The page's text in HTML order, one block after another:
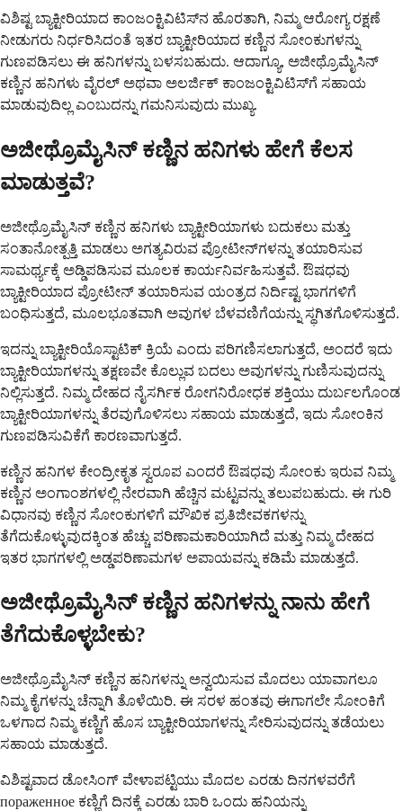
ವಿಶಿಷ್ಟ ಬ್ಯಾಕ್ಟೀರಿಯಾದ ಕಾಂಜಂಕ್ಟಿವಿಟಿಸ್‌ನ ಹೊರತಾಗಿ, ನಿಮ್ಮ ಆರೋಗ್ಯ ರಕ್ಷಣೆ
ನೀಡುಗರು ನಿರ್ಧರಿಸಿದಂತೆ ಇತರ ಬ್ಯಾಕ್ಟೀರಿಯಾದ ಕಣ್ಣಿನ ಸೋಂಕುಗಳನ್ನು
ಗುಣಪಡಿಸಲು ಈ ಹನಿಗಳನ್ನು ಬಳಸಬಹುದು. ಆದಾಗ್ಯೂ, ಅಜೀಥ್ರೊಮೈಸಿನ್
ಕಣ್ಣಿನ ಹನಿಗಳು ವೈರಲ್ ಅಥವಾ ಅಲರ್ಜಿಕ್ ಕಾಂಜಂಕ್ಟಿವಿಟಿಸ್‌ಗೆ ಸಹಾಯ
ಮಾಡುವುದಿಲ್ಲ ಎಂಬುದನ್ನು ಗಮನಿಸುವುದು ಮುಖ್ಯ.
ಅಜೀಥ್ರೊಮೈಸಿನ್ ಕಣ್ಣಿನ ಹನಿಗಳು ಹೇಗೆ ಕೆಲಸ
ಮಾಡುತ್ತವೆ?
ಅಜೀಥ್ರೊಮೈಸಿನ್ ಕಣ್ಣಿನ ಹನಿಗಳು ಬ್ಯಾಕ್ಟೀರಿಯಾಗಳು ಬದುಕಲು ಮತ್ತು
ಸಂತಾನೋತ್ಪತ್ತಿ ಮಾಡಲು ಅಗತ್ಯವಿರುವ ಪ್ರೋಟೀನ್‌ಗಳನ್ನು ತಯಾರಿಸುವ
ಸಾಮರ್ಥ್ಯಕ್ಕೆ ಅಡ್ಡಿಪಡಿಸುವ ಮೂಲಕ ಕಾರ್ಯನಿರ್ವಹಿಸುತ್ತವೆ. ಔಷಧವು
ಬ್ಯಾಕ್ಟೀರಿಯಾದ ಪ್ರೋಟೀನ್ ತಯಾರಿಸುವ ಯಂತ್ರದ ನಿರ್ದಿಷ್ಟ ಭಾಗಗಳಿಗೆ
ಬಂಧಿಸುತ್ತದೆ, ಮೂಲಭೂತವಾಗಿ ಅವುಗಳ ಬೆಳವಣಿಗೆಯನ್ನು ಸ್ಥಗಿತಗೊಳಿಸುತ್ತದೆ.
ಇದನ್ನು ಬ್ಯಾಕ್ಟೀರಿಯೊಸ್ಟಾಟಿಕ್ ಕ್ರಿಯೆ ಎಂದು ಪರಿಗಣಿಸಲಾಗುತ್ತದೆ, ಅಂದರೆ ಇದು
ಬ್ಯಾಕ್ಟೀರಿಯಾಗಳನ್ನು ತಕ್ಷಣವೇ ಕೊಲ್ಲುವ ಬದಲು ಅವುಗಳನ್ನು ಗುಣಿಸುವುದನ್ನು
ನಿಲ್ಲಿಸುತ್ತದೆ. ನಿಮ್ಮ ದೇಹದ ನೈಸರ್ಗಿಕ ರೋಗನಿರೋಧಕ ಶಕ್ತಿಯು ದುರ್ಬಲಗೊಂಡ
ಬ್ಯಾಕ್ಟೀರಿಯಾಗಳನ್ನು ತೆರವುಗೊಳಿಸಲು ಸಹಾಯ ಮಾಡುತ್ತದೆ, ಇದು ಸೋಂಕಿನ
ಗುಣಪಡಿಸುವಿಕೆಗೆ ಕಾರಣವಾಗುತ್ತದೆ.
ಕಣ್ಣಿನ ಹನಿಗಳ ಕೇಂದ್ರೀಕೃತ ಸ್ವರೂಪ ಎಂದರೆ ಔಷಧವು ಸೋಂಕು ಇರುವ ನಿಮ್ಮ
ಕಣ್ಣಿನ ಅಂಗಾಂಶಗಳಲ್ಲಿ ನೇರವಾಗಿ ಹೆಚ್ಚಿನ ಮಟ್ಟವನ್ನು ತಲುಪಬಹುದು. ಈ ಗುರಿ
ವಿಧಾನವು ಕಣ್ಣಿನ ಸೋಂಕುಗಳಿಗೆ ಮೌಖಿಕ ಪ್ರತಿಜೀವಕಗಳನ್ನು
ತೆಗೆದುಕೊಳ್ಳುವುದಕ್ಕಿಂತ ಹೆಚ್ಚು ಪರಿಣಾಮಕಾರಿಯಾಗಿದೆ ಮತ್ತು ನಿಮ್ಮ ದೇಹದ
ಇತರ ಭಾಗಗಳಲ್ಲಿ ಅಡ್ಡಪರಿಣಾಮಗಳ ಅಪಾಯವನ್ನು ಕಡಿಮೆ ಮಾಡುತ್ತದೆ.
ಅಜೀಥ್ರೊಮೈಸಿನ್ ಕಣ್ಣಿನ ಹನಿಗಳನ್ನು ನಾನು ಹೇಗೆ
ತೆಗೆದುಕೊಳ್ಳಬೇಕು?
ಅಜೀಥ್ರೊಮೈಸಿನ್ ಕಣ್ಣಿನ ಹನಿಗಳನ್ನು ಅನ್ವಯಿಸುವ ಮೊದಲು ಯಾವಾಗಲೂ
ನಿಮ್ಮ ಕೈಗಳನ್ನು ಚೆನ್ನಾಗಿ ತೊಳೆಯಿರಿ. ಈ ಸರಳ ಹಂತವು ಈಗಾಗಲೇ ಸೋಂಕಿಗೆ
ಒಳಗಾದ ನಿಮ್ಮ ಕಣ್ಣಿಗೆ ಹೊಸ ಬ್ಯಾಕ್ಟೀರಿಯಾಗಳನ್ನು ಸೇರಿಸುವುದನ್ನು ತಡೆಯಲು
ಸಹಾಯ ಮಾಡುತ್ತದೆ.
ವಿಶಿಷ್ಟವಾದ ಡೋಸಿಂಗ್ ವೇಳಾಪಟ್ಟಿಯು ಮೊದಲ ಎರಡು ದಿನಗಳವರೆಗೆ
пораженное ಕಣ್ಣಿಗೆ ದಿನಕ್ಕೆ ಎರಡು ಬಾರಿ ಒಂದು ಹನಿಯನ್ನು